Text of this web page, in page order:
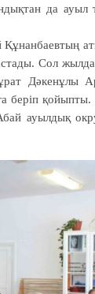
да ауыл
Сол
Дәкенұлы
беріп
ауылдық